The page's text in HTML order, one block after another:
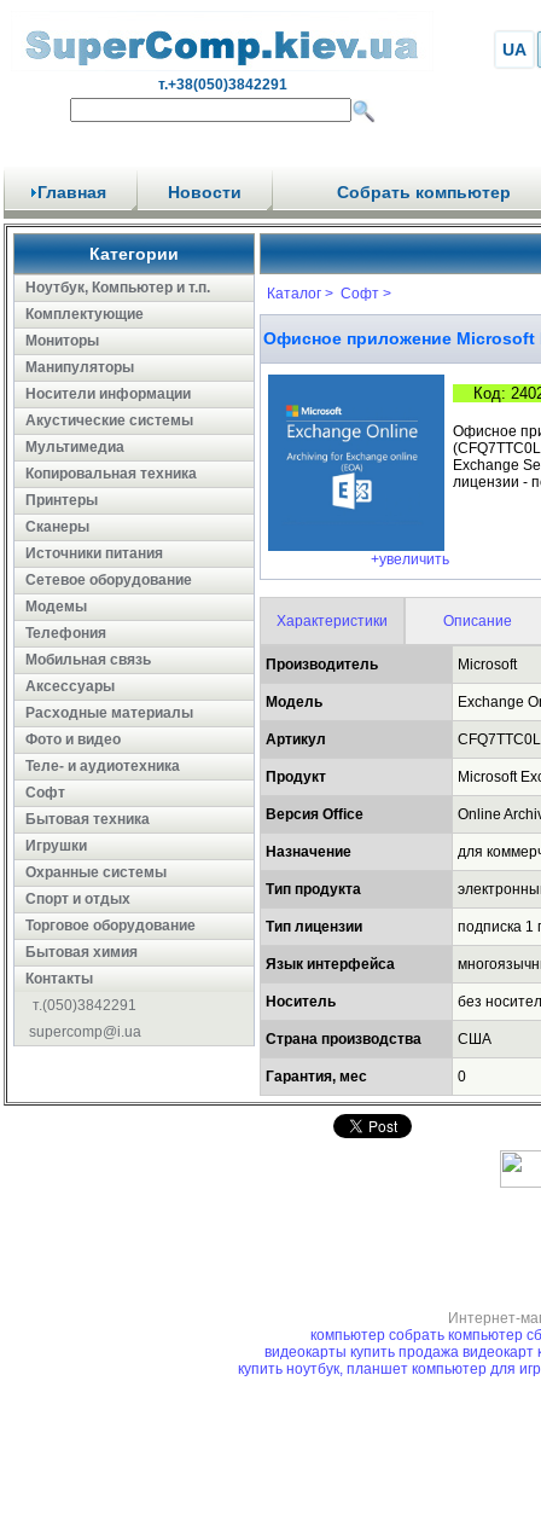
т.+38(050)3842291
UA
Главная Новости Собрать компьютер
Категории
Ноутбук, Компьютер и т.п.
Комплектующие
Мониторы
Манипуляторы
Носители информации
Акустические системы
Мультимедиа
Копировальная техника
Принтеры
Сканеры
Источники питания
Сетевое оборудование
Модемы
Телефония
Мобильная связь
Аксессуары
Расходные материалы
Фото и видео
Теле- и аудиотехника
Софт
Бытовая техника
Игрушки
Охранные системы
Cпорт и отдых
Торговое оборудование
Бытовая химия
Контакты
т.(050)3842291
supercomp@i.ua
Каталог > Софт >
Офисное приложение Microsoft
+увеличить
Код:
Офисное
Exchange
лицензии -
Характеристики Описание
Производитель Microsoft
Модель Exchange
Артикул
Продукт Microsoft
Версия Office Online
Назначение для
Тип продукта
Тип лицензии подписка 1
Язык интерфейса
Носитель без
Страна производства США
Гарантия, мес 0
Интернет-
компьютер собрать компьютер
видеокарты купить продажа видеокарт
купить ноутбук, планшет компьютер для